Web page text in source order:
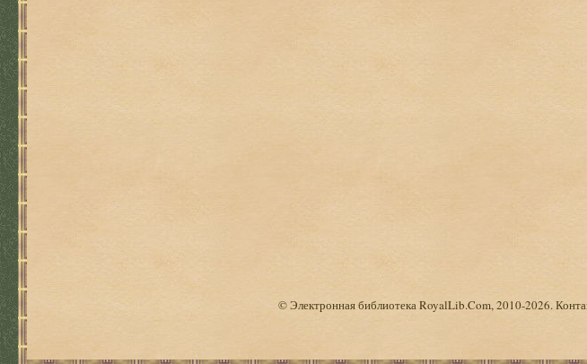
© Электронная библиотека RoyalLib.Com, 2010-2026.